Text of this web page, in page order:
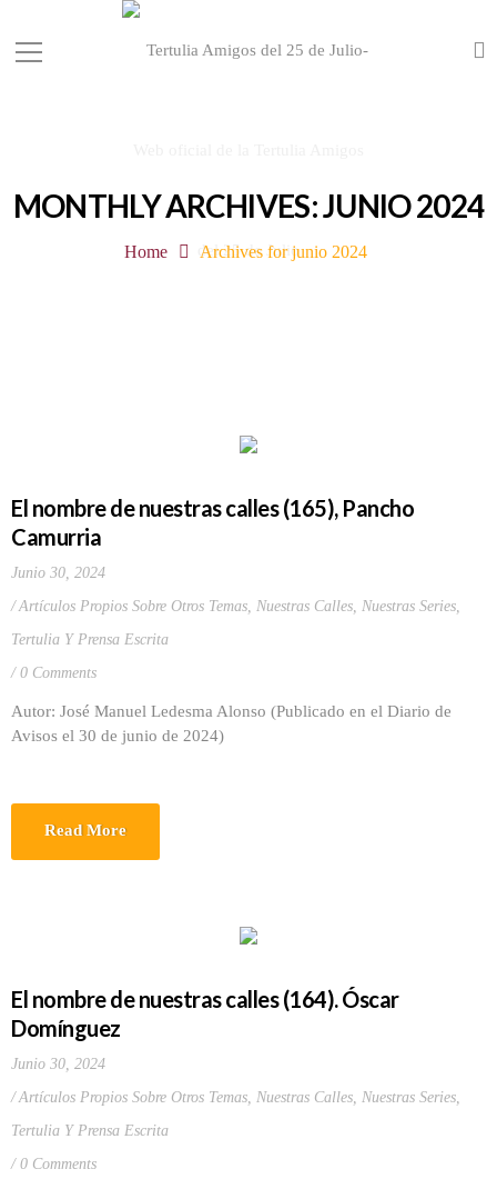
MONTHLY ARCHIVES: JUNIO 2024
Home Archives for junio 2024
El nombre de nuestras calles (165), Pancho
Camurria
Junio 30, 2024
Artículos Propios Sobre Otros Temas, Nuestras Calles, Nuestras Series,
Tertulia Y Prensa Escrita
0 Comments
Autor: José Manuel Ledesma Alonso (Publicado en el Diario de
Avisos el 30 de junio de 2024)
Read More
El nombre de nuestras calles (164). Óscar
Domínguez
Junio 30, 2024
Artículos Propios Sobre Otros Temas, Nuestras Calles, Nuestras Series,
Tertulia Y Prensa Escrita
0 Comments